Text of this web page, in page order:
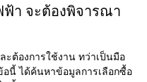
ฟ้า จะต้องพิจารณา
ะต้องการใช้งาน ทว่าเป็นมือ
อนี้ ได้ค้นหาข้อมูลการเลือกซื้อ